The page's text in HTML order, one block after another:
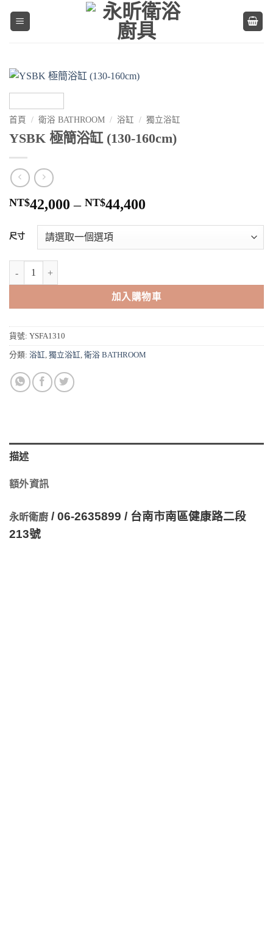
首頁 / 衛浴 BATHROOM / 浴缸 / 獨立浴缸
YSBK 極簡浴缸 (130-160cm)
NT$42,000 – NT$44,400
圍：
NT$44,400
尺寸
YSBK 極簡浴缸 (130-160cm) 數量
加入購物車
貨號: YSFA1310
分類: 浴缸 , 獨立浴缸 , 衛浴 BATHROOM
描述
額外資訊
永昕衛廚 / 06-2635899 / 台南市南區健康路二段
213號